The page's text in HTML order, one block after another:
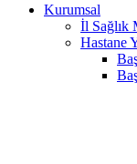
Kurumsal
İl Sağlık
Hastane